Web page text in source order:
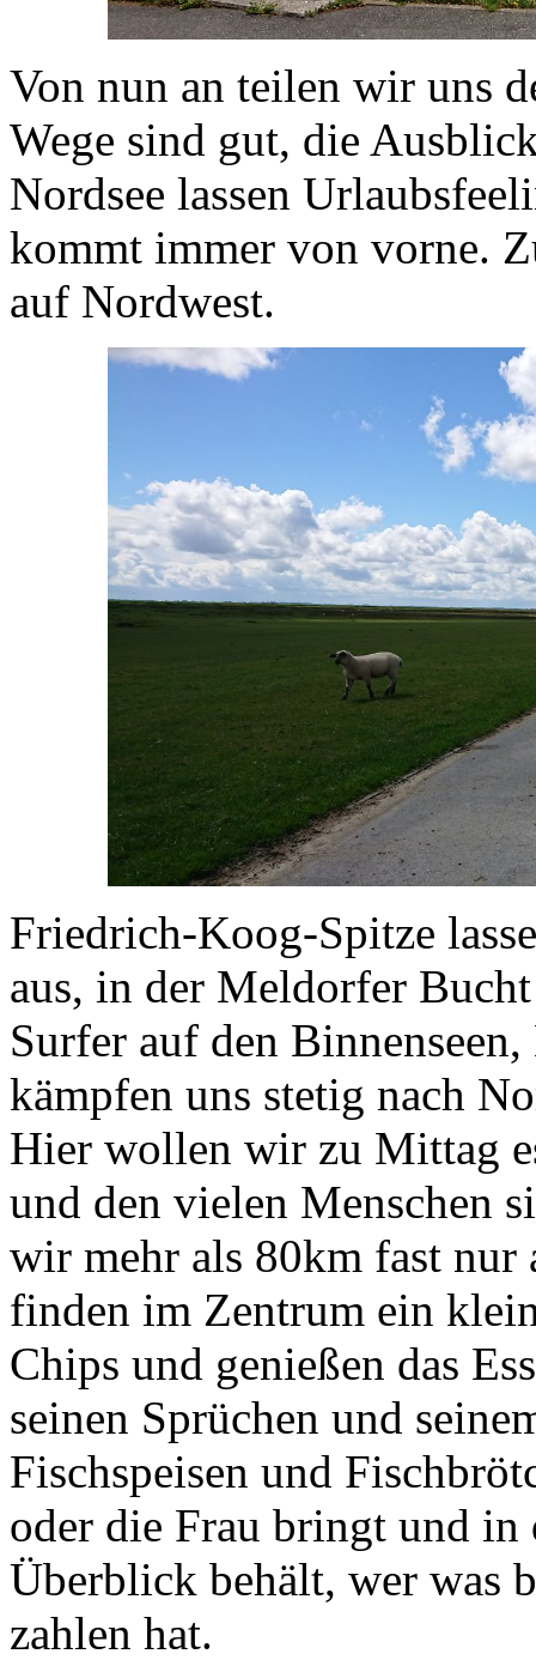
Von nun an teilen wir uns
Wege sind gut, die
Nordsee lassen
kommt immer von vorne.
auf Nordwest.
Friedrich-Koog-Spitze
aus, in der Meldorfer
Surfer auf den
kämpfen uns stetig nach
Hier wollen wir zu Mittag
und den vielen Menschen
wir mehr als 80km fast nur
finden im Zentrum ein
Chips und genießen das
seinen Sprüchen und
Fischspeisen und
oder die Frau bringt und in
Überblick behält, wer was
zahlen hat.